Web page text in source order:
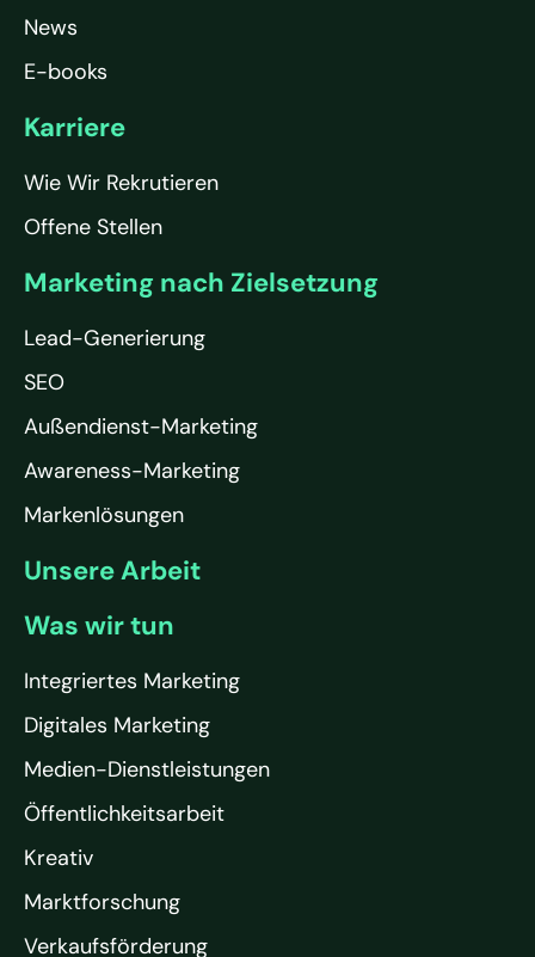
News
E-books
Karriere
Wie Wir Rekrutieren
Offene Stellen
Marketing nach Zielsetzung
Lead-Generierung
SEO
Außendienst-Marketing
Awareness-Marketing
Markenlösungen
Unsere Arbeit
Was wir tun
Integriertes Marketing
Digitales Marketing
Medien-Dienstleistungen
Öffentlichkeitsarbeit
Kreativ
Marktforschung
Verkaufsförderung